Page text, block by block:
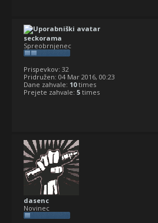
seckorama
Spreobrnjenec
Prispevkov: 32
Pridružen: 04 Mar 2016, 00:23
Dane zahvale: 10times
Prejete zahvale: 5 times
dasenc
Novinec